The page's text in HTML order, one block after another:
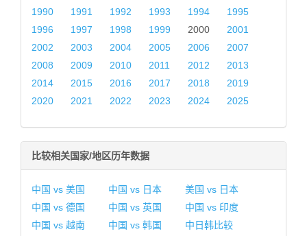
1990 1991 1992 1993 1994
1995
1996
1997 1998 1999 2000
2001
2002
2003 2004 2005 2006
2007
2008
2009 2010 2011 2012
2013
2014
2015 2016 2017 2018
2019
2020
2021 2022 2023 2024 2025
比较相关国家/地区历年数据
中国 vs 美国 中国 vs 日本
美国 vs 日本
中国 vs 德国
中国 vs 英国
中国 vs 印度
中国 vs 越南
中国 vs 韩国
中日韩比较